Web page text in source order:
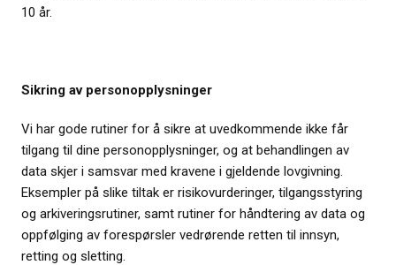
10 år.
Sikring av personopplysninger
Vi har gode rutiner for å sikre at uvedkommende ikke får
tilgang til dine personopplysninger, og at behandlingen av
data skjer i samsvar med kravene i gjeldende lovgivning.
Eksempler på slike tiltak er risikovurderinger, tilgangsstyring
og arkiveringsrutiner, samt rutiner for håndtering av data og
oppfølging av forespørsler vedrørende retten til innsyn,
retting og sletting.